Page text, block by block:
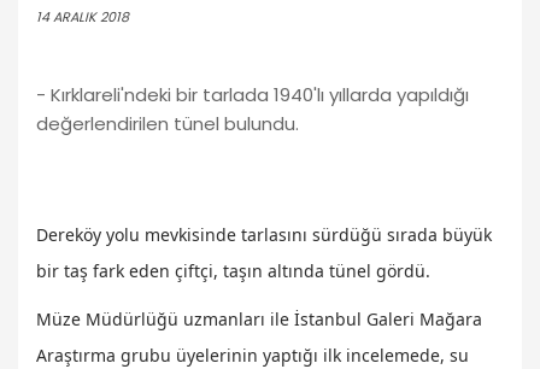
14 ARALIK 2018
- Kırklareli'ndeki bir tarlada 1940'lı yıllarda yapıldığı
değerlendirilen tünel bulundu.
Dereköy yolu mevkisinde tarlasını sürdüğü sırada büyük
bir taş fark eden çiftçi, taşın altında tünel gördü.
Müze Müdürlüğü uzmanları ile İstanbul Galeri Mağara
Araştırma grubu üyelerinin yaptığı ilk incelemede, su